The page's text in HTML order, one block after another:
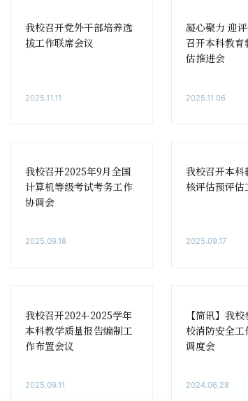
我校召开党外干部培养选
拔工作联席会议
2025.11.11
凝心聚力 迎
召开本科教
估推进会
2025.11.06
我校召开2025年9月全国
计算机等级考试考务工作
协调会
2025.09.18
我校召开本科
核评估预评估
2025.09.17
我校召开2024-2025学年
本科教学质量报告编制工
作布置会议
2025.09.11
【简讯】我
校消防安全工
调度会
2024.06.28